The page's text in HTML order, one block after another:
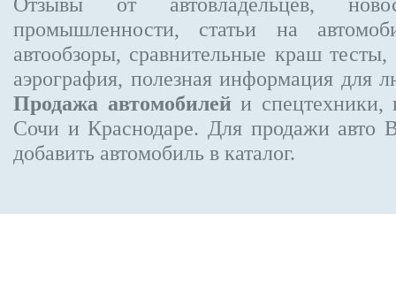
промышленности, статьи на
автообзоры, сравнительные краш
аэрография, полезная информация для
Продажа автомобилей и спецтехники,
Сочи и Краснодаре. Для продажи авто
добавить автомобиль в каталог.